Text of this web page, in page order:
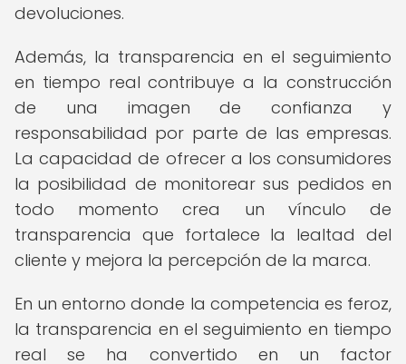
devoluciones.
Además, la transparencia en el seguimiento
en tiempo real contribuye a la construcción
de una imagen de confianza y
responsabilidad por parte de las empresas.
La capacidad de ofrecer a los consumidores
la posibilidad de monitorear sus pedidos en
todo momento crea un vínculo de
transparencia que fortalece la lealtad del
cliente y mejora la percepción de la marca.
En un entorno donde la competencia es feroz,
la transparencia en el seguimiento en tiempo
real se ha convertido en un factor